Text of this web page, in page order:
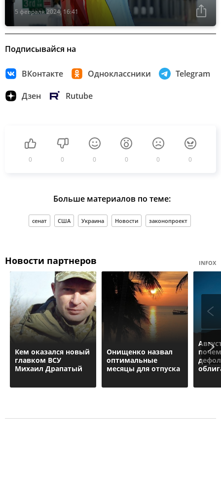
5 февраля 2024, 16:41
Подписывайся на
ВКонтакте Одноклассники Telegram
Дзен Rutube
0 0 0 0 0 0
Больше материалов по теме:
сенат США Украина Новости законопроект
Новости партнеров INFOX
Кем оказался новый
главком ВСУ
Михаил Драпатый
Онищенко назвал
оптимальные
месяцы для отпуска